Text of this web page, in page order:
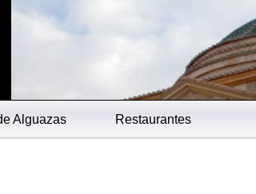
Alguazas Restaurantes